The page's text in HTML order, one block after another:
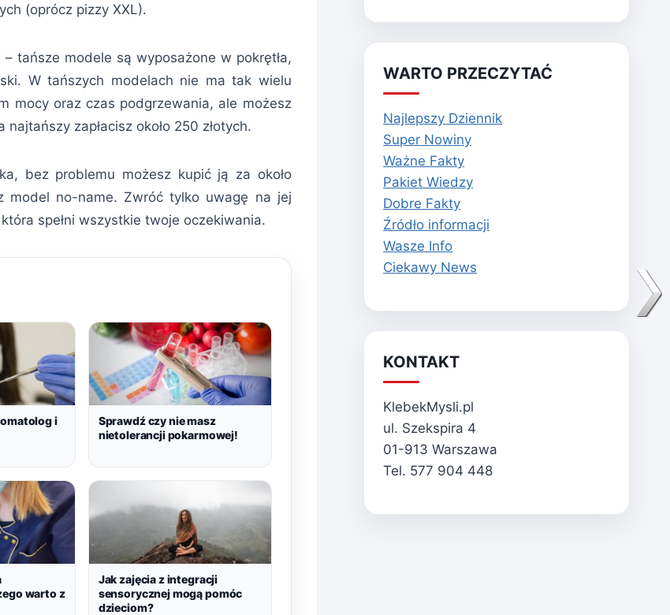
(oprócz pizzy XXL).
tańsze modele są wyposażone w pokrętła,
W tańszych modelach nie ma tak wielu
mocy oraz czas podgrzewania, ale możesz
zapłacisz około 250 złotych.
bez problemu możesz kupić ją za około
model no-name. Zwróć tylko uwagę na jej
spełni wszystkie twoje oczekiwania.
i
Sprawdź czy nie masz
nietolerancji pokarmowej!
warto z
Jak zajęcia z integracji
sensorycznej mogą pomóc
dzieciom?
WARTO PRZECZYTAĆ
Najlepszy Dziennik
Super Nowiny
Ważne Fakty
Pakiet Wiedzy
Dobre Fakty
Źródło informacji
Wasze Info
Ciekawy News
KONTAKT
KlebekMysli.pl
ul. Szekspira 4
01-913 Warszawa
Tel. 577 904 448